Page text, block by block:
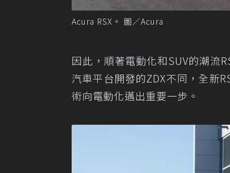
Acura RSX。 圖／Acura
因此，順著電動化和SUV的潮流
汽車平台開發的ZDX不同，全新
術向電動化邁出重要一步。